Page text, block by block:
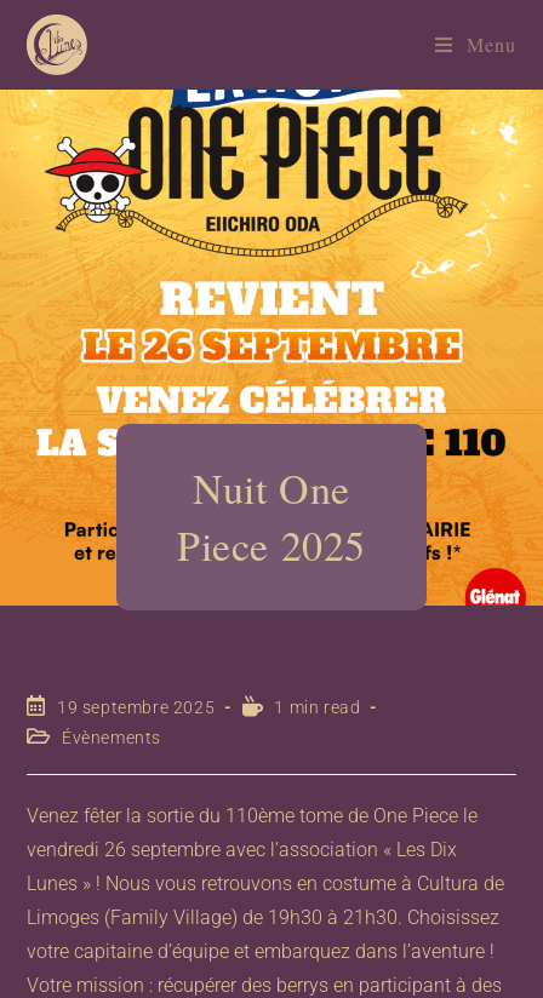
Menu
Nuit One
Piece 2025
19 septembre 2025
1 min read
Évènements
Venez fêter la sortie du 110ème tome de One Piece le
vendredi 26 septembre avec l’association « Les Dix
Lunes » ! Nous vous retrouvons en costume à Cultura de
Limoges (Family Village) de 19h30 à 21h30. Choisissez
votre capitaine d’équipe et embarquez dans l’aventure !
Votre mission : récupérer des berrys en participant à des